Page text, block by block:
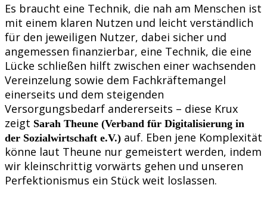
Es braucht eine Technik, die nah am Menschen ist
mit einem klaren Nutzen und leicht verständlich
für den jeweiligen Nutzer, dabei sicher und
angemessen finanzierbar, eine Technik, die eine
Lücke schließen hilft zwischen einer wachsenden
Vereinzelung sowie dem Fachkräftemangel
einerseits und dem steigenden
Versorgungsbedarf andererseits – diese Krux
zeigt Sarah Theune (Verband für Digitalisierung in
der Sozialwirtschaft e.V.) auf. Eben jene Komplexität
könne laut Theune nur gemeistert werden, indem
wir kleinschrittig vorwärts gehen und unseren
Perfektionismus ein Stück weit loslassen.